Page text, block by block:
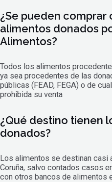
¿Se pueden comprar
alimentos donados
Alimentos?
Todos los alimentos
ya sea procedentes de las
públicas (FEAD, FEGA) o de
prohibida su venta
¿Qué destino tienen
donados?
Los alimentos se destinan casi
Coruña, salvo contados casos
con otros bancos de alimentos